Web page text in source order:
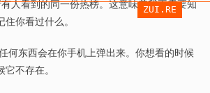
人看到的同一份热榜。这意味着我不需要知
你看过什么。
何东西会在你手机上弹出来。你想看的时候
不存在。
ZUI.RE